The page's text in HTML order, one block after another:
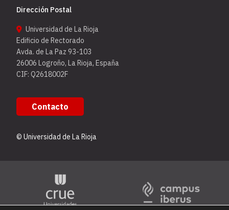
Dirección Postal
Universidad de La Rioja
Edificio de Rectorado
Avda. de La Paz 93-103
26006 Logroño, La Rioja, España
CIF: Q2618002F
Contacto
© Universidad de La Rioja